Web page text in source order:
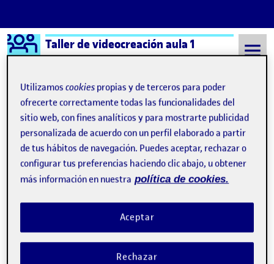
Saltar al contenido
Logo Ágora
Taller de videocreación aula 1
Semestre 20211 - Aula 1 videocreación
videocreación
Un nuevo amanecer
Publicado por
Ainhoa Alonso Pinedo
Fecha de publicación
comentario
Utilizamoscookies propias y de terceros para poder
ofrecerte correctamente todas las funcionalidades del
sitio web, con fines analíticos y para mostrarte publicidad
personalizada de acuerdo con un perfil elaborado a partir
de tus hábitos de navegación. Puedes aceptar, rechazar o
configurar tus preferencias haciendo clic abajo, u obtener
más información en nuestra política de cookies.
Rechazar
Aceptar